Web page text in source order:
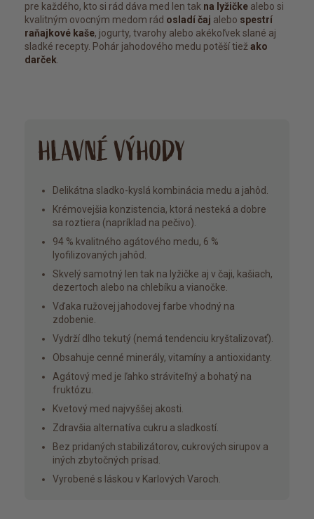
pre každého, kto si rád dáva med len tak na lyžičke alebo si
kvalitným ovocným medom rád osladí čaj alebo spestrí
raňajkové kaše, jogurty, tvarohy alebo akékoľvek slané aj
sladké recepty. Pohár jahodového medu potěší tiež ako
darček
HLAVNÉ VÝHODY
Delikátna sladko-kyslá kombinácia medu a jahôd.
Krémovejšia konzistencia, ktorá nesteká a dobre
sa roztiera (napríklad na pečivo).
94 % kvalitného agátového medu, 6 %
lyofilizovaných jahôd.
Skvelý samotný len tak na lyžičke aj v čaji, kašiach,
dezertoch alebo na chlebíku a vianočke.
Vďaka ružovej jahodovej farbe vhodný na
zdobenie.
Vydrží dlho tekutý (nemá tendenciu kryštalizovať).
Obsahuje cenné minerály, vitamíny a antioxidanty.
Agátový med je ľahko stráviteľný a bohatý na
fruktózu.
Kvetový med najvyššej akosti.
Zdravšia alternatíva cukru a sladkostí.
Bez pridaných stabilizátorov, cukrových sirupov a
iných zbytočných prísad.
Vyrobené s láskou v Karlových Varoch.